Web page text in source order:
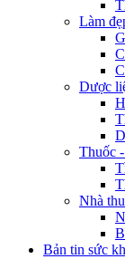
Làm
Dược
Thuốc
Nhà
Bản tin sức